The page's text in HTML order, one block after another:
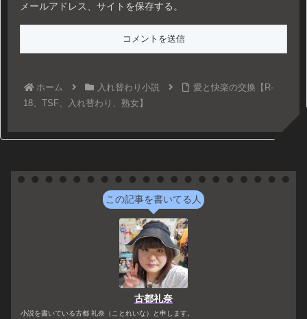
メールアドレス、サイトを保存する。
ホーム 入れ替わり小説
愛と快楽の交換【R-
18、TSF、入れ替わり、熟女】
この記事を書いてる人
古都礼奈
小説を書いている古都 礼奈（ことれいな）と申します。